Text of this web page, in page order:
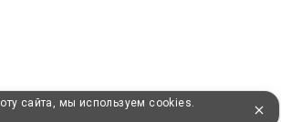
сайта, мы используем cookies.